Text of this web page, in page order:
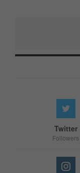
Twitter
Followers